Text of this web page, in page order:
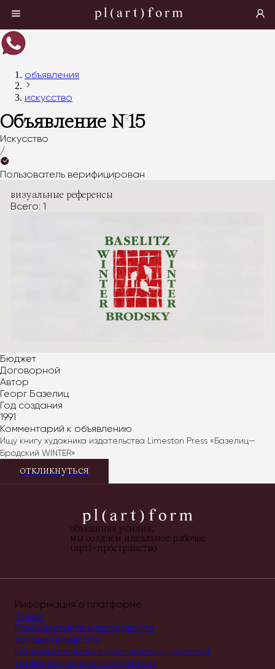
объявления
искусство
Объявление №15
Искусство
/
Пользователь верифицирован
визуальные референсы
Всего: 1
Бюджет
Договорной
Автор
Георг Базелиц
Год создания
1991
Комментарий к объявлению
Ищу книгу художника издательства Limeston Press «Базелиц—
Бродский WINTER»
откликнуться
объединяя усилия,
мы создаем идеальное рабочее
(арт)-пространство
Информация о платформе
О нас
Приобретайте и продавайте
Условия возврата
Пользовательское соглашениеПолитика
конфиденциальностиОферта